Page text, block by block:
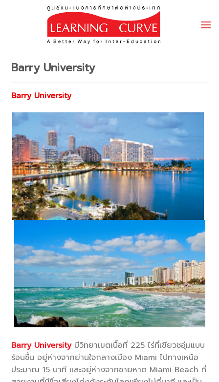
Barry University
Barry University
Barry Universityมีวิทยาเขตเนื้อที่ 225 ไร่ที่เขียวชอุ่มแบบ
ร้อนชื้น อยู่ห่างจากย่านใจกลางเมือง Miami ไปทางเหนือ
ประมาณ 15 นาที และอยู่ห่างจากชายหาด Miami Beach ที่